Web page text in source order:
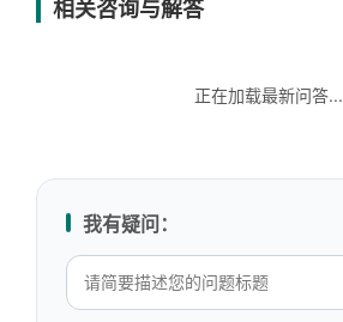
相关咨询与解答
正在加载最新问答...
我有疑问：